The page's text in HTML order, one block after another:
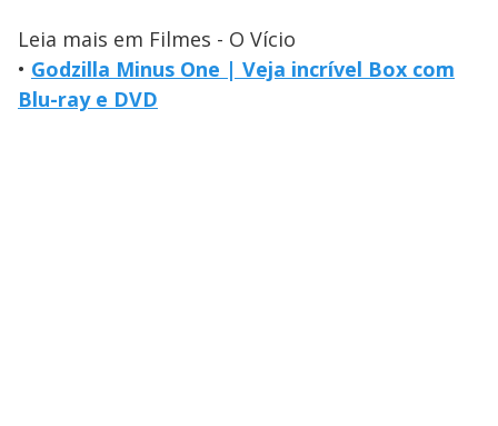
Leia mais em Filmes - O Vício
• Godzilla Minus One | Veja incrível Box com
Blu-ray e DVD